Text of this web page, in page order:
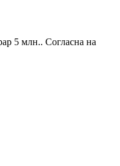
5 млн.. Согласна на